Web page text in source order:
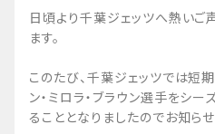
日頃より千葉ジェッツへ熱いご
ます。
このたび、千葉ジェッツでは短
ン・ミロラ・ブラウン選手をシ
ることとなりましたのでお知らせ